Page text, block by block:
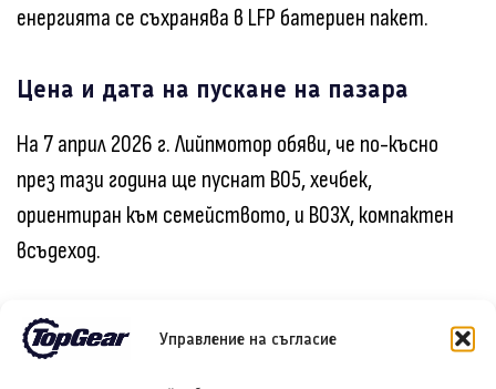
Управление на съгласие
енергията се съхранява в LFP батериен пакет.
Цена и дата на пускане на пазара
На 7 април 2026 г. Лийпмотор обяви, че по-късно
през тази година ще пуснат B05, хечбек,
ориентиран към семейството, и B03X, компактен
всъдеход.
Лийпмотор класифицира B03X като всъдеход от B-
сегмент. В гамата на марката във Великобритания